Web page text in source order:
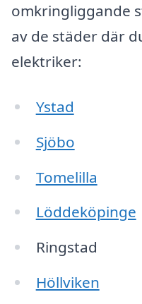
omkringliggande
av de städer där
elektriker:
Ystad
Sjöbo
Tomelilla
Löddeköpinge
Ringstad
Höllviken